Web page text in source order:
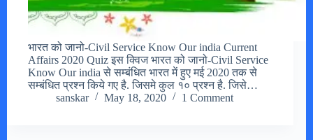
भारत को जानो-Civil Service Know Our india Current
Affairs 2020 Quiz इस क्विज भारत को जानो-Civil Service
Know Our india से सम्बंधित भारत में हुए मई 2020 तक से
सम्बंधित प्रश्न किये गए है. जिसमे कुल १० प्रश्न है. जिसे…
sanskar
May 18, 2020 1 Comment